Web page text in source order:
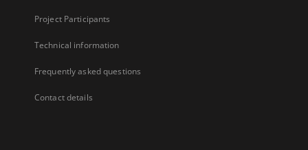
Project Participants
Technical information
Frequently asked questions
Contact details